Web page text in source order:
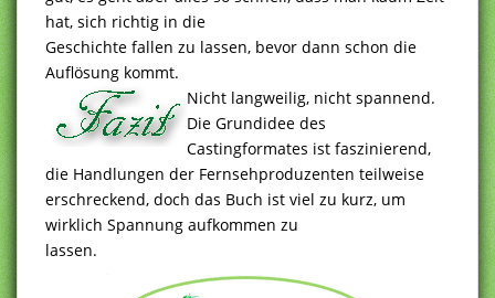
hat, sich richtig in die
Geschichte fallen zu lassen, bevor dann schon die
Auflösung kommt.
Nicht langweilig, nicht spannend.
Die Grundidee des
Castingformates ist faszinierend,
die Handlungen der Fernsehproduzenten teilweise
erschreckend, doch das Buch ist viel zu kurz, um
wirklich Spannung aufkommen zu
lassen.